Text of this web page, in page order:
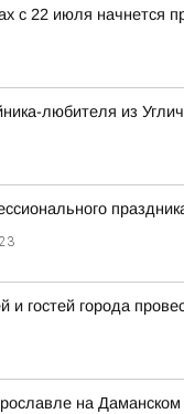
с 22 июля начнется
любителя из
и гостей города
на Даманском